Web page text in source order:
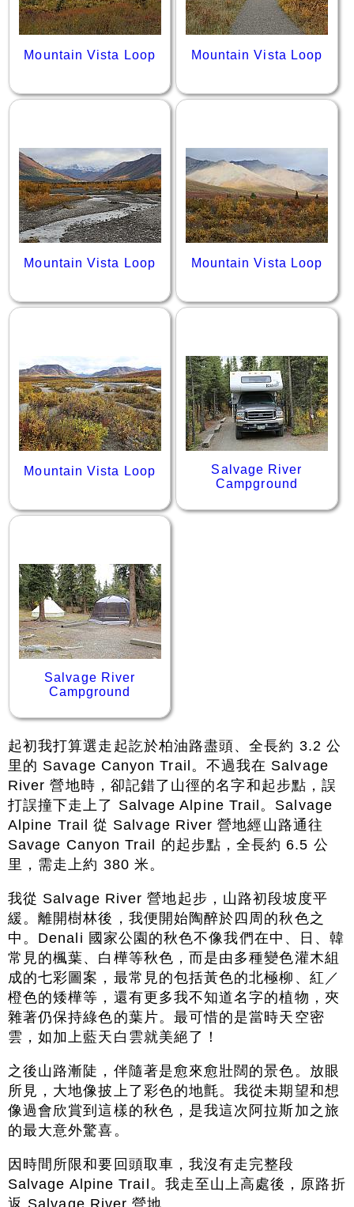
Mountain Vista Loop Mountain Vista Loop
Mountain Vista Loop Mountain Vista Loop
Mountain Vista Loop
Salvage River
Campground
Salvage River
Campground
起初我打算選走起訖於柏油路盡頭、全長約 3.2 公
里的 Savage Canyon Trail。不過我在 Salvage
River 營地時，卻記錯了山徑的名字和起步點，誤
打誤撞下走上了 Salvage Alpine Trail。Salvage
Alpine Trail 從 Salvage River 營地經山路通往
Savage Canyon Trail 的起步點，全長約 6.5 公
里，需走上約 380 米。
我從 Salvage River 營地起步，山路初段坡度平
緩。離開樹林後，我便開始陶醉於四周的秋色之
中。Denali 國家公園的秋色不像我們在中、日、韓
常見的楓葉、白樺等秋色，而是由多種變色灌木組
成的七彩圖案，最常見的包括黃色的北極柳、紅／
橙色的矮樺等，還有更多我不知道名字的植物，夾
雜著仍保持綠色的葉片。最可惜的是當時天空密
雲，如加上藍天白雲就美絕了！
之後山路漸陡，伴隨著是愈來愈壯闊的景色。放眼
所見，大地像披上了彩色的地氈。我從未期望和想
像過會欣賞到這樣的秋色，是我這次阿拉斯加之旅
的最大意外驚喜。
因時間所限和要回頭取車，我沒有走完整段
Salvage Alpine Trail。我走至山上高處後，原路折
返 Salvage River 營地。